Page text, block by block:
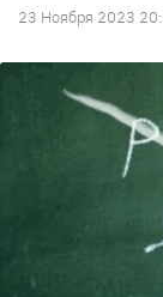
23 Ноября 2023